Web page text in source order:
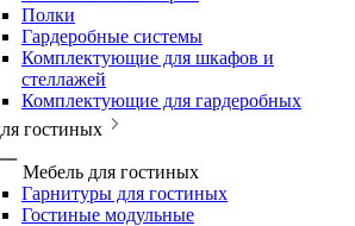
Полки
Гардеробные системы
Комплектующие для шкафов и
стеллажей
Комплектующие для гардеробных
гостиных
Мебель для гостиных
Гарнитуры для гостиных
Гостиные модульные